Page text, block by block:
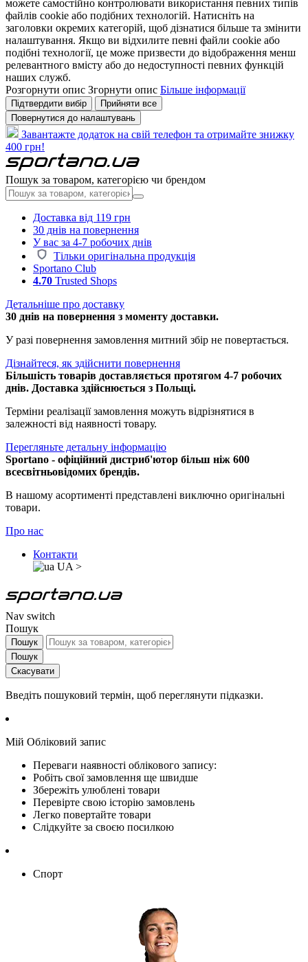
можете самостійно контролювати використання певних типів
файлів cookie або подібних технологій. Натисніть на
заголовки окремих категорій, щоб дізнатися більше та змінити
налаштування. Якщо ви відхилите певні файли cookie або
подібні технології, це може призвести до відображення менш
релевантного вмісту або до недоступності певних функцій
наших служб.
Розгорнути опис Згорнути опис Більше інформації
Підтвердити вибір
Прийняти все
Повернутися до налаштувань
Завантажте додаток на свій телефон та отримайте знижку
400 грн!
Пошук за товаром, категорією чи брендом
Доставка від 119 грн
30 днів на повернення
У вас за 4-7 робочих днів
Тільки оригінальна продукція
Sportano Club
4.70 Trusted Shops
Детальніше про доставку
30 днів на повернення з моменту доставки.
У разі повернення замовлення митний збір не повертається.
Дізнайтеся, як здійснити повернення
Більшість товарів доставляється протягом 4-7 робочих
днів. Доставка здійснюється з Польщі.
Терміни реалізації замовлення можуть відрізнятися в
залежності від наявності товару.
Перегляньте детальну інформацію
Sportano - офіційний дистриб'ютор більш ніж 600
всесвітньовідомих брендів.
В нашому асортименті представлені виключно оригінальні
товари.
Про нас
Контакти
UA >
Nav switch
Пошук
Пошук
Пошук
Скасувати
Введіть пошуковий термін, щоб переглянути підказки.
Мій Обліковий запис
Переваги наявності облікового запису:
Робіть свої замовлення ще швидше
Збережіть улюблені товари
Перевірте свою історію замовлень
Легко повертайте товари
Слідкуйте за своєю посилкою
Спорт